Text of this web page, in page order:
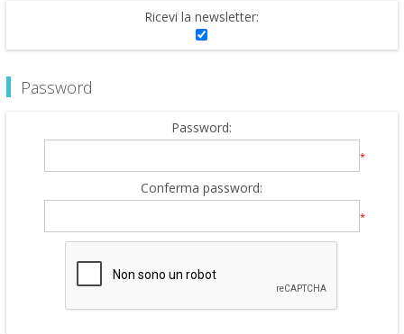
Ricevi la newsletter:
Password
Password:
*
Conferma password:
*